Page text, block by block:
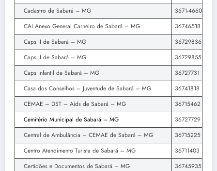
Cadastro de Sabará – MG
3671-4660
CAI Anexo General Carneiro de Sabará – MG
36746518
Caps II de Sabará – MG
36729836
Caps II de Sabará – MG
36729855
Caps infantil de Sabará – MG
36727731
Casa dos Conselhos – Juventude de Sabará – MG
36741818
CEMAE – DST – Aids de Sabará – MG
36715462
Cemitério Municipal de Sabará – MG
36727729
Central de Ambulância – CEMAE de Sabará – MG
36715225
Centro Atendimento Turista de Sabará – MG
36711403
Certidões e Documentos de Sabará – MG
36745935